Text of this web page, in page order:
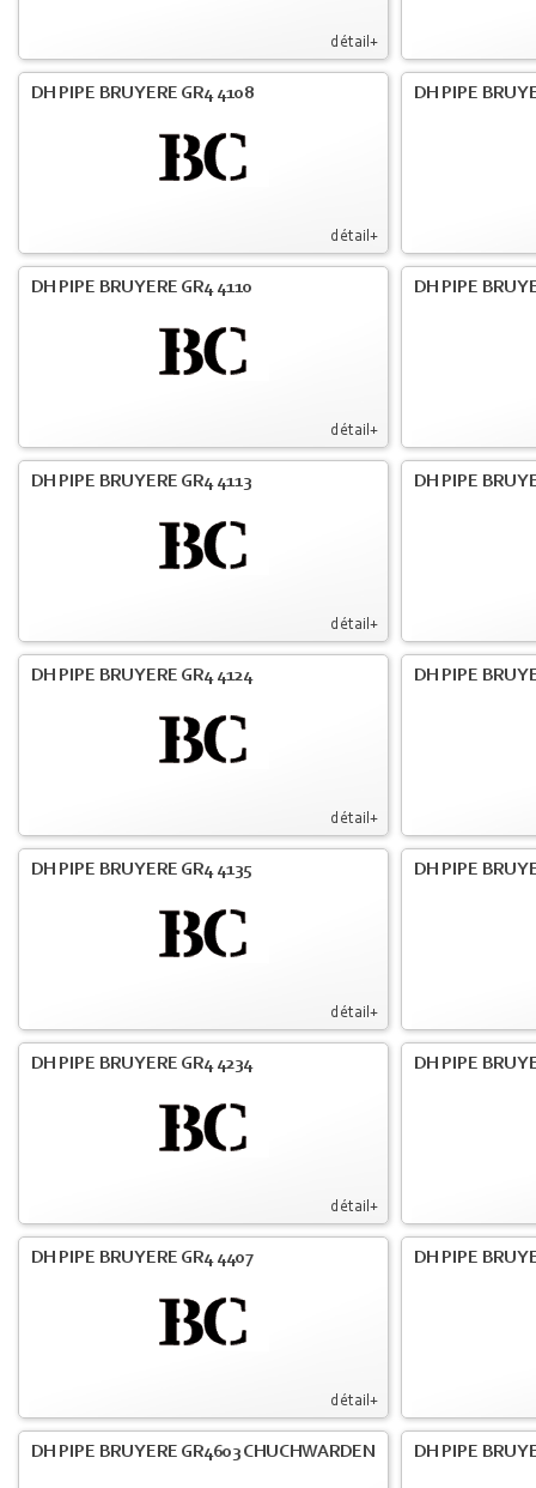
détail+
détail+
DH PIPE BRUYERE GR4 4108 DH PIPE
détail+
DH PIPE BRUYERE GR4 4110 DH PIPE
détail+
DH PIPE BRUYERE GR4 4113 DH PIPE
détail+
DH PIPE BRUYERE GR4 4124 DH PIPE
détail+
DH PIPE BRUYERE GR4 4135 DH PIPE
détail+
DH PIPE BRUYERE GR4 4234 DH PIPE
détail+
DH PIPE BRUYERE GR4 4407 DH PIPE
DH PIPE BRUYERE GR4603 CHUCHWARDEN DH PIPE